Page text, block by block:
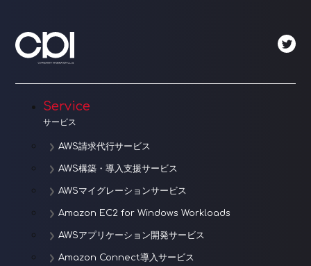
Service
サービス
AWS請求代行サービス
AWS構築・導入支援サービス
AWSマイグレーションサービス
Amazon EC2 for Windows Workloads
AWSアプリケーション開発サービス
Amazon Connect導入サービス